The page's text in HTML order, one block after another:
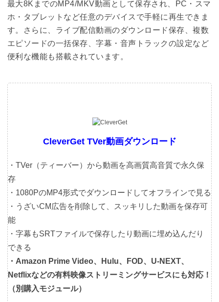
最大8KまでのMP4/MKV動画として保存され、PC・スマ
ホ・タブレットなど任意のデバイスで手軽に再生できま
す。さらに、ライブ配信動画のダウンロード保存、複数
エピソードの一括保存、字幕・音声トラックの設定など
便利な機能も搭載されています。
CleverGet TVer動画ダウンロード
・TVer（ティーバー）から動画を高画質高音質で永久保
存
・1080PのMP4形式でダウンロードしてオフラインで見る
・うざいCM広告を削除して、スッキリした動画を保存可
能
・字幕もSRTファイルで保存したり動画に埋め込んだり
できる
・Amazon Prime Video、Hulu、FOD、U-NEXT、
Netflixなどの有料映像ストリーミングサービスにも対応！
（別購入モジュール）